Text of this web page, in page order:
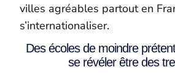
villes agréables partout en
s’internationaliser.
Des écoles de moindre
se révéler être des